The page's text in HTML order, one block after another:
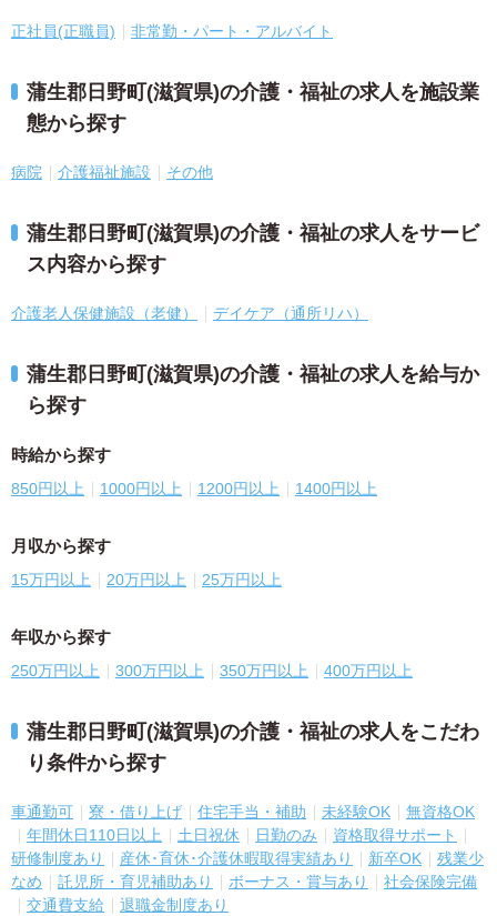
正社員(正職員) 非常勤・パート・アルバイト
蒲生郡日野町(滋賀県)の介護・福祉の求人を施設業
態から探す
病院 介護福祉施設 その他
蒲生郡日野町(滋賀県)の介護・福祉の求人をサービ
ス内容から探す
介護老人保健施設（老健） デイケア（通所リハ）
蒲生郡日野町(滋賀県)の介護・福祉の求人を給与か
ら探す
時給から探す
850円以上 1000円以上 1200円以上 1400円以上
月収から探す
15万円以上 20万円以上 25万円以上
年収から探す
250万円以上 300万円以上 350万円以上 400万円以上
蒲生郡日野町(滋賀県)の介護・福祉の求人をこだわ
り条件から探す
車通勤可 寮・借り上げ 住宅手当・補助 未経験OK
無資格OK
年間休日110日以上
土日祝休 日勤のみ
資格取得サポート
研修制度あり
産休･育休･介護休暇取得実績あり 新卒OK
残業少
なめ
託児所・育児補助あり ボーナス・賞与あり
社会保険完備
交通費支給
退職金制度あり